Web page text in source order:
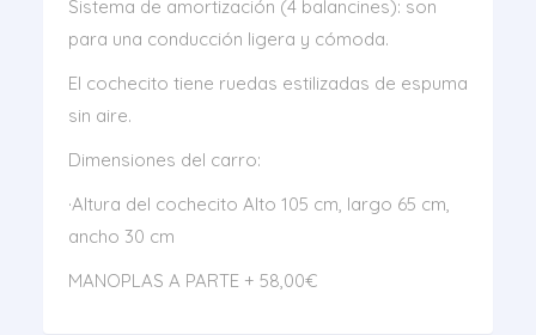
Sistema de amortización (4 balancines): son
para una conducción ligera y cómoda.
El cochecito tiene ruedas estilizadas de espuma
sin aire.
Dimensiones del carro:
·Altura del cochecito Alto 105 cm, largo 65 cm,
ancho 30 cm
MANOPLAS A PARTE + 58,00€